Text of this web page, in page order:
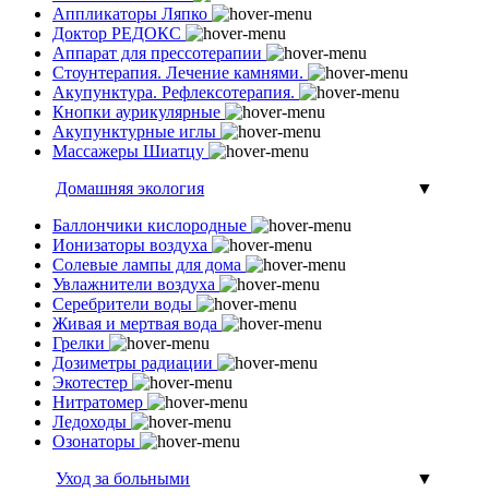
Аппликаторы Ляпко
Доктор РЕДОКС
Аппарат для прессотерапии
Стоунтерапия. Лечение камнями.
Акупунктура. Рефлексотерапия.
Кнопки аурикулярные
Акупунктурные иглы
Массажеры Шиатцу
Домашняя экология
▼
Баллончики кислородные
Ионизаторы воздуха
Солевые лампы для дома
Увлажнители воздуха
Серебрители воды
Живая и мертвая вода
Грелки
Дозиметры радиации
Экотестер
Нитратомер
Ледоходы
Озонаторы
Уход за больными
▼